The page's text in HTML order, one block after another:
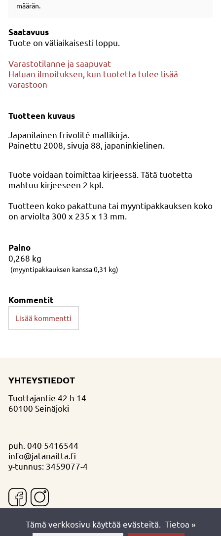
määrän.
Saatavuus
Tuote on väliaikaisesti loppu.
Varastotilanne ja saapuvat
Haluan ilmoituksen, kun tuotetta tulee lisää
varastoon
Tuotteen kuvaus
Japanilainen frivolité mallikirja.
Painettu 2008, sivuja 88, japaninkielinen.
Tuote voidaan toimittaa kirjeessä. Tätä tuotetta
mahtuu kirjeeseen 2 kpl.
Tuotteen koko pakattuna tai myyntipakkauksen koko
on arviolta 300 x 235 x 13 mm.
Paino
0,268 kg
(myyntipakkauksen kanssa 0,31 kg)
Kommentit
Lisää kommentti
YHTEYSTIEDOT
Tuottajantie 42 h 14
60100 Seinäjoki
puh. 040 5416544
info@jatanaitta.fi
y-tunnus: 3459077-4
Tämä verkkosivu käyttää evästeitä. Tietoa »